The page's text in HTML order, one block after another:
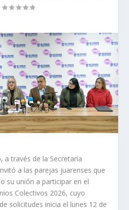
a través de la Secretaría
a las parejas juarenses que
su unión a participar en el
Colectivos 2026, cuyo
solicitudes inicia el lunes 12 de